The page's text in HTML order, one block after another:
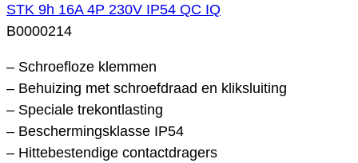
STK 9h 16A 4P 230V IP54 QC IQ
B0000214
– Schroefloze klemmen
– Behuizing met schroefdraad en kliksluiting
– Speciale trekontlasting
– Beschermingsklasse IP54
– Hittebestendige contactdragers